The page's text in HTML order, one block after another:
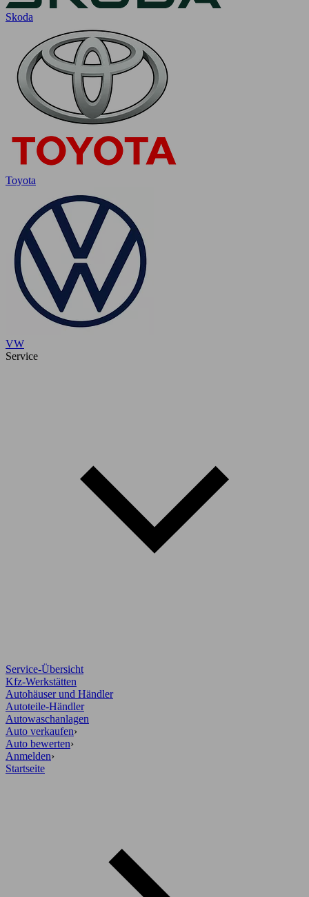
Skoda
Toyota
VW
Service
Service-Übersicht
Kfz-Werkstätten
Autohäuser und Händler
Autoteile-Händler
Autowaschanlagen
Auto verkaufen›
Auto bewerten›
Anmelden›
Startseite